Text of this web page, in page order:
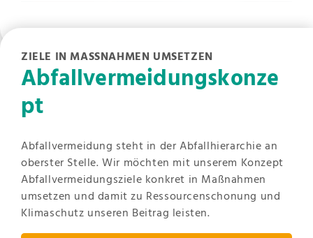
ZIELE IN MASSNAHMEN UMSETZEN
Abfallvermeidungskonze
pt
Abfallvermeidung steht in der Abfallhierarchie an
oberster Stelle. Wir möchten mit unserem Konzept
Abfallvermeidungsziele konkret in Maßnahmen
umsetzen und damit zu Ressourcenschonung und
Klimaschutz unseren Beitrag leisten.